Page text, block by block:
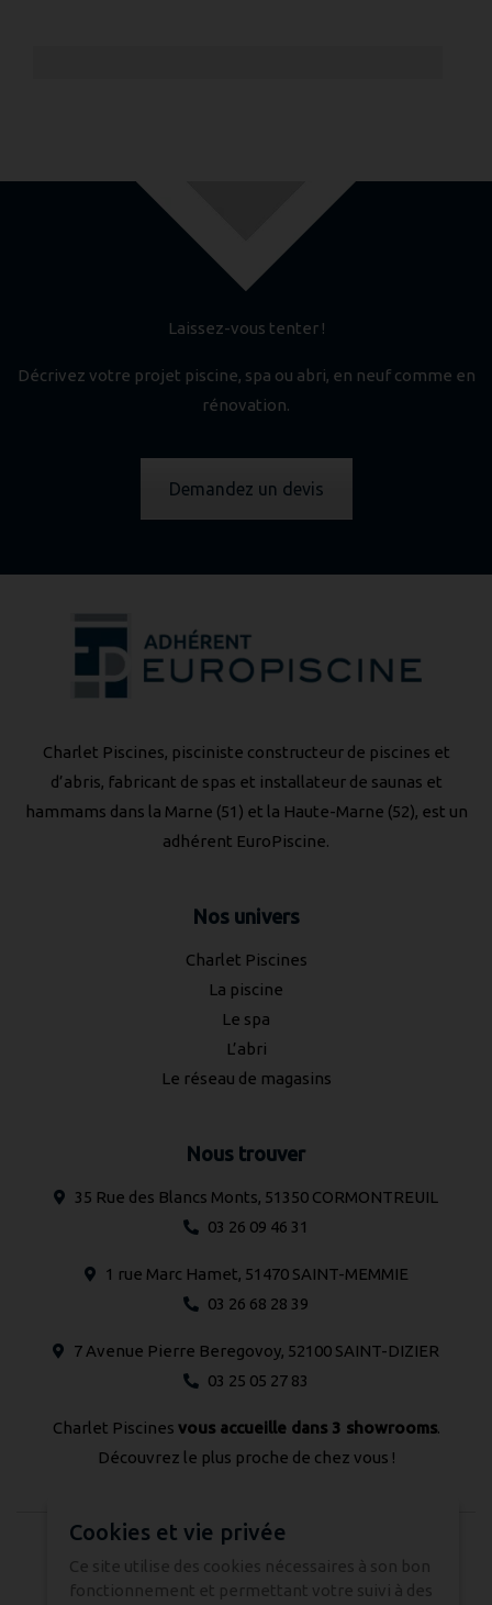
Laissez-vous tenter !
Décrivez votre projet piscine, spa ou abri, en neuf comme en
rénovation.
Demandez un devis
Charlet Piscines, pisciniste constructeur de piscines et
d’abris, fabricant de spas et installateur de saunas et
hammams dans la Marne (51) et la Haute-Marne (52), est un
adhérent EuroPiscine.
Nos univers
Charlet Piscines
La piscine
Le spa
L’abri
Le réseau de magasins
Nous trouver
35 Rue des Blancs Monts, 51350 CORMONTREUIL
03 26 09 46 31
1 rue Marc Hamet, 51470 SAINT-MEMMIE
03 26 68 28 39
7 Avenue Pierre Beregovoy, 52100 SAINT-DIZIER
03 25 05 27 83
Charlet Piscines vous accueille dans 3 showrooms.
Découvrez le plus proche de chez vous !
© 2024 CHARLET PISCINES - Tous droits réservés -
Réalisation Atmédia & Partner's
Cookies et vie privée
Ce site utilise des cookies nécessaires à son bon
fonctionnement et permettant votre suivi à des